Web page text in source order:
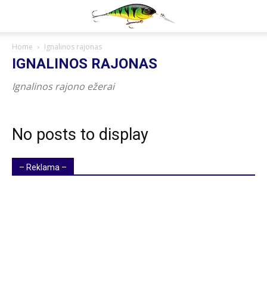
Home Ignalinos rajonas
IGNALINOS RAJONAS
Ignalinos rajono ežerai
No posts to display
– Reklama –